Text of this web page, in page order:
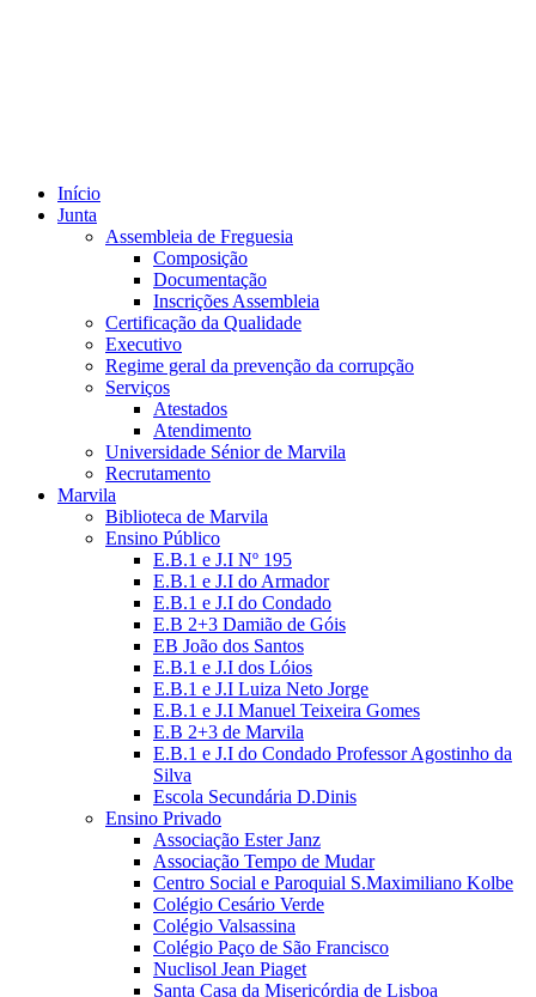
Início
Junta
Assembleia de Freguesia
Composição
Documentação
Inscrições Assembleia
Certificação da Qualidade
Executivo
Regime geral da prevenção da corrupção
Serviços
Atestados
Atendimento
Universidade Sénior de Marvila
Recrutamento
Marvila
Biblioteca de Marvila
Ensino Público
E.B.1 e J.I Nº 195
E.B.1 e J.I do Armador
E.B.1 e J.I do Condado
E.B 2+3 Damião de Góis
EB João dos Santos
E.B.1 e J.I dos Lóios
E.B.1 e J.I Luiza Neto Jorge
E.B.1 e J.I Manuel Teixeira Gomes
E.B 2+3 de Marvila
E.B.1 e J.I do Condado Professor Agostinho da
Silva
Escola Secundária D.Dinis
Ensino Privado
Associação Ester Janz
Associação Tempo de Mudar
Centro Social e Paroquial S.Maximiliano Kolbe
Colégio Cesário Verde
Colégio Valsassina
Colégio Paço de São Francisco
Nuclisol Jean Piaget
Santa Casa da Misericórdia de Lisboa